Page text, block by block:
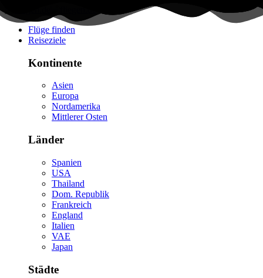
Flüge finden
Reiseziele
Kontinente
Asien
Europa
Nordamerika
Mittlerer Osten
Länder
Spanien
USA
Thailand
Dom. Republik
Frankreich
England
Italien
VAE
Japan
Städte